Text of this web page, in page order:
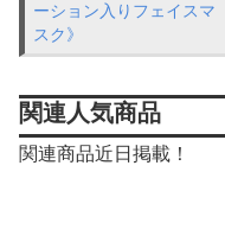
ーション入りフェイスマ
スク》
関連人気商品
関連商品近日掲載！